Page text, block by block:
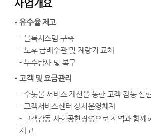
사업개요
유수율 제고
- 블록시스템 구축
- 노후 급배수관 및 계량기 교체
- 누수탐사 및 복구
고객 및 요금관리
- 수돗물 서비스 개선을 통한 고객 감동 실현
- 고객서비스센터 상시운영체계
- 고객감동 사회공헌경영으로 지역과 함께
제고